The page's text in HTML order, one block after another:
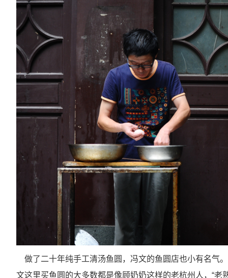
做了二十年纯手工清汤鱼圆，冯文的鱼圆店也小有名气
文这里买鱼圆的大多数都是像顾奶奶这样的老杭州人，“老